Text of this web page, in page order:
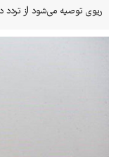
ریوی توصیه می‌شود از تردد